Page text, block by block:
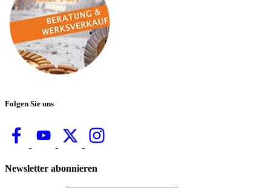
Folgen Sie uns
Newsletter abonnieren